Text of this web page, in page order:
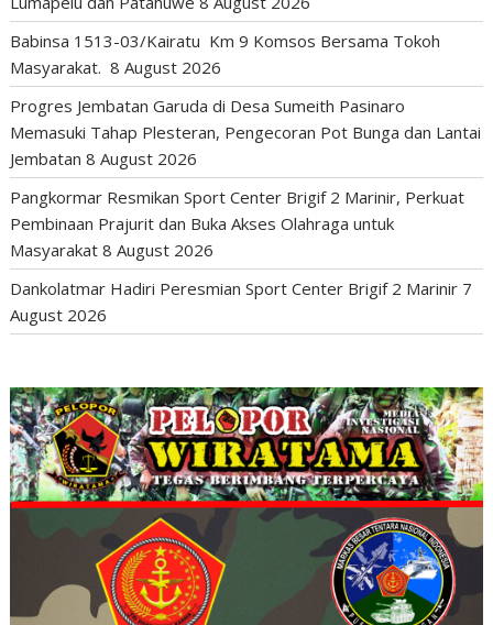
Babinsa 1513-03/Kairatu Km 9 Komsos Bersama Tokoh
Masyarakat. 8 August 2026
Progres Jembatan Garuda di Desa Sumeith Pasinaro
Memasuki Tahap Plesteran, Pengecoran Pot Bunga dan Lantai
Jembatan 8 August 2026
Pangkormar Resmikan Sport Center Brigif 2 Marinir, Perkuat
Pembinaan Prajurit dan Buka Akses Olahraga untuk
Masyarakat 8 August 2026
Dankolatmar Hadiri Peresmian Sport Center Brigif 2 Marinir 7
August 2026